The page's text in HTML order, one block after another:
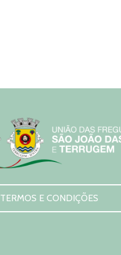
TERMOS E CONDIÇÕES